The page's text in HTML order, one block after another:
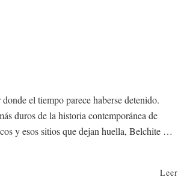
el tiempo parece haberse detenido.
duros de la historia contemporánea de
y esos sitios que dejan huella, Belchite …
Leer